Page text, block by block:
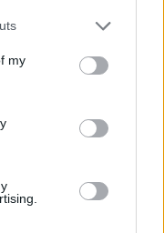
my
o Futuro na
de